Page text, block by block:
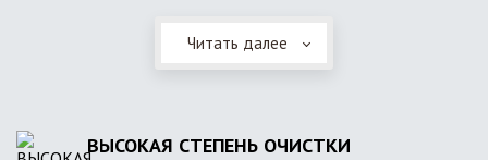
Читать далее
ВЫСОКАЯ СТЕПЕНЬ ОЧИСТКИ